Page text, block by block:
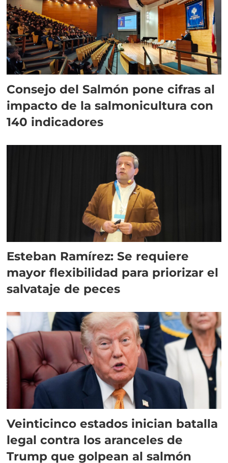
Consejo del Salmón pone cifras al
impacto de la salmonicultura con
140 indicadores
Esteban Ramírez: Se requiere
mayor flexibilidad para priorizar el
salvataje de peces
Veinticinco estados inician batalla
legal contra los aranceles de
Trump que golpean al salmón